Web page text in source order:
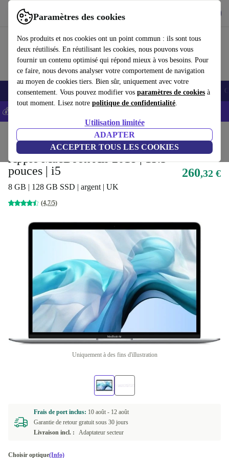
Paramètres des cookies
Nos produits et nos cookies ont un point commun : ils sont tous
deux réutilisés. En réutilisant les cookies, nous pouvons vous
fournir un contenu optimisé qui répond mieux à vos besoins. Pour
ce faire, nous devons analyser votre comportement de navigation
au moyen de cookies tiers. Bien sûr, uniquement avec votre
consentement. Vous pouvez modifier vos paramètres de cookies à
tout moment. Lisez notre politique de confidentialité.
Utilisation limitée
ADAPTER
ACCEPTER TOUS LES COOKIES
Utilisez refurbed rapidement et facilement
Smartphones Laptops Tablettes Montres connectées Accessoires
💰-5% EXTRA sur les iPhones – Code: IPHONEDEAL -
Ordinateurs portables MacBooks
Apple MacBook Air 2018 | 13.3-
pouces | i5
8 GB | 128 GB SSD | argent | UK
(4,7/5)
260,32 €
Uniquement à des fins d'illustration
Frais de port inclus: 10 août - 12 août
Garantie de retour gratuit sous 30 jours
Livraison incl. :
Adaptateur secteur
Choisir optique(Info)